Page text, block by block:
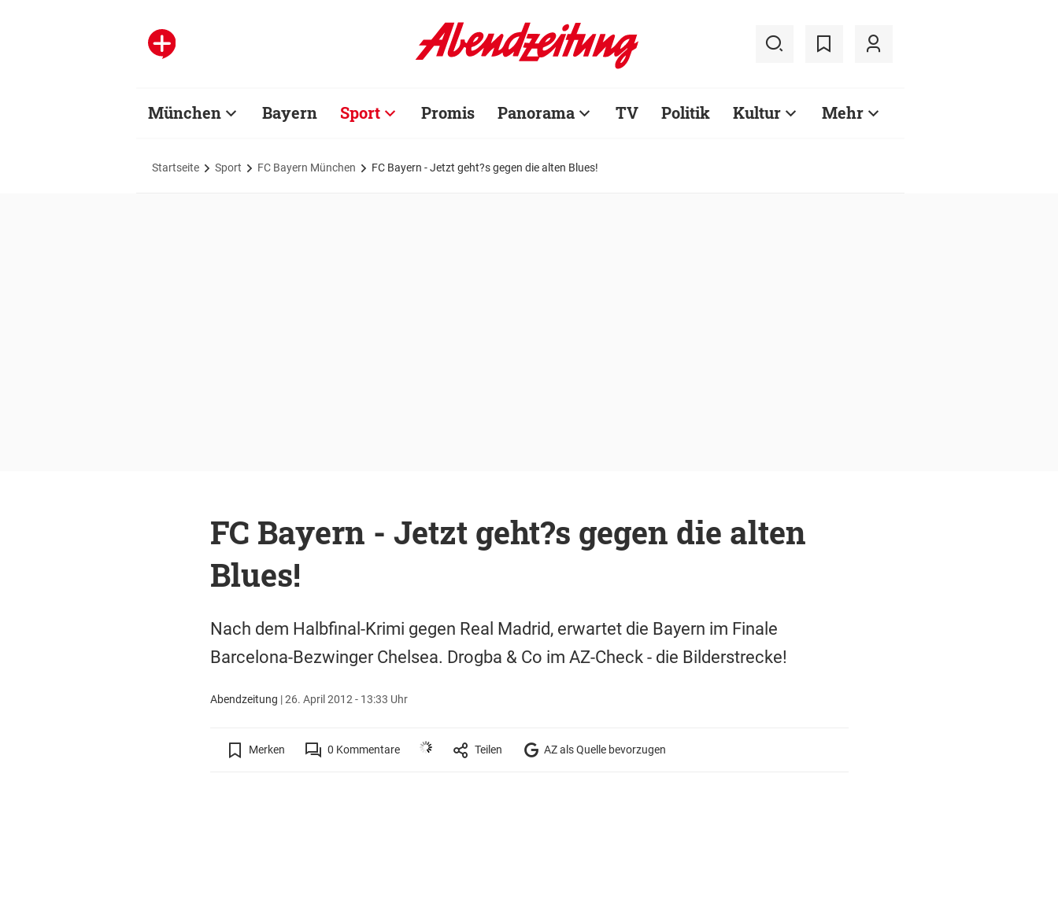
München Bayern Sport Promis Panorama TV Politik Kultur Mehr
Startseite Sport FC Bayern München FC Bayern - Jetzt geht?s gegen die alten Blues!
FC Bayern - Jetzt geht?s gegen die alten
Blues!
Nach dem Halbfinal-Krimi gegen Real Madrid, erwartet die Bayern im Finale
Barcelona-Bezwinger Chelsea. Drogba & Co im AZ-Check - die Bilderstrecke!
Abendzeitung |26. April 2012 - 13:33 Uhr
Merken 0 Kommentare Teilen AZ als Quelle bevorzugen